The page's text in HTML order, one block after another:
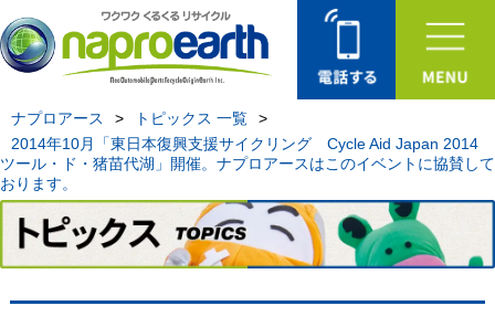
ナプロアース > トピックス 一覧
>
2014年10月「東日本復興支援サイクリング Cycle Aid Japan 2014
ツール・ド・猪苗代湖」開催。ナプロアースはこのイベントに協賛して
おります。